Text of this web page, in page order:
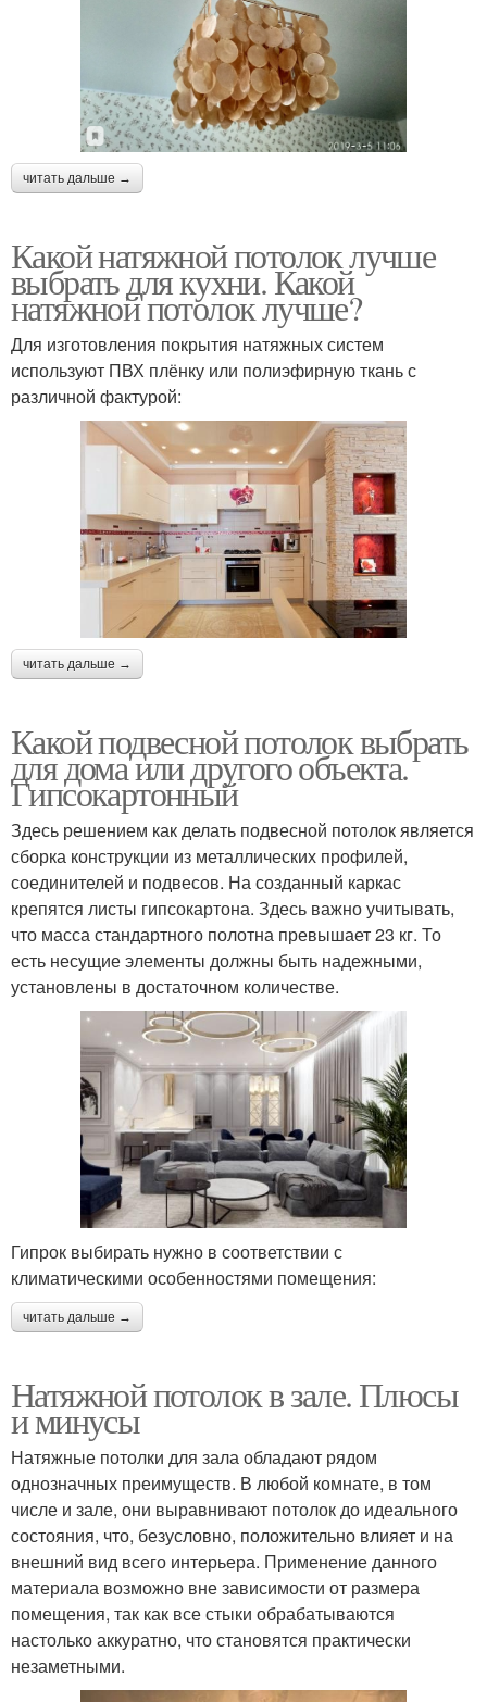
читать дальше →
Какой натяжной потолок лучше
выбрать для кухни. Какой
натяжной потолок лучше?
Для изготовления покрытия натяжных систем
используют ПВХ плёнку или полиэфирную ткань с
различной фактурой:
читать дальше →
Какой подвесной потолок выбрать
для дома или другого объекта.
Гипсокартонный
Здесь решением как делать подвесной потолок является
сборка конструкции из металлических профилей,
соединителей и подвесов. На созданный каркас
крепятся листы гипсокартона. Здесь важно учитывать,
что масса стандартного полотна превышает 23 кг. То
есть несущие элементы должны быть надежными,
установлены в достаточном количестве.
Гипрок выбирать нужно в соответствии с
климатическими особенностями помещения:
читать дальше →
Натяжной потолок в зале. Плюсы
и минусы
Натяжные потолки для зала обладают рядом
однозначных преимуществ. В любой комнате, в том
числе и зале, они выравнивают потолок до идеального
состояния, что, безусловно, положительно влияет и на
внешний вид всего интерьера. Применение данного
материала возможно вне зависимости от размера
помещения, так как все стыки обрабатываются
настолько аккуратно, что становятся практически
незаметными.